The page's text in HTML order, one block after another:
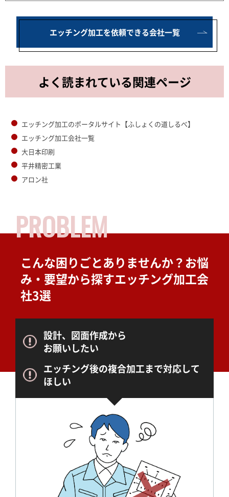
エッチング加工を依頼できる会社一覧
よく読まれている関連ページ
エッチング加工のポータルサイト【ふしょくの道しるべ】
エッチング加工会社一覧
大日本印刷
平井精密工業
アロン社
PROBLEM
こんな困りごとありませんか？ お悩
み・要望から探すエッチング加工会
社3選
設計、図面作成から
お願いしたい
エッチング後の複合加工まで対応して
ほしい